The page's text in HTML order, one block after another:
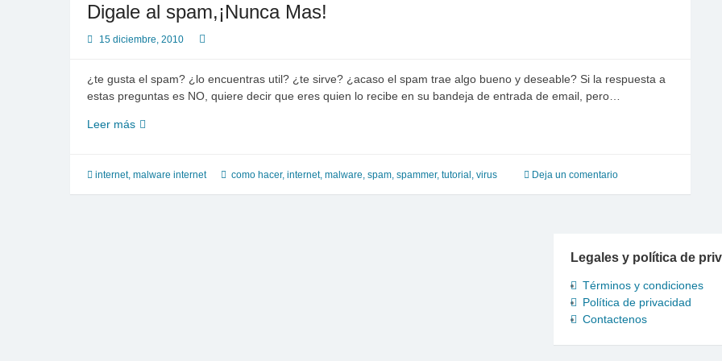
los
spammers?
si
Digale al spam,¡Nunca Mas!
15 diciembre, 2010
¿te gusta el spam? ¿lo encuentras util? ¿te sirve? ¿acaso el spam trae algo bueno y deseable? Si la respuesta a
estas preguntas es NO, quiere decir que eres quien lo recibe en su bandeja de entrada de email, pero…
Leer másDigale
¡Nunca
internet, malware internet como hacer, internet, malware, spam, spammer, tutorial , virus Deja un comentario
Legales y política de
Términos y condiciones
Política de privacidad
Contactenos